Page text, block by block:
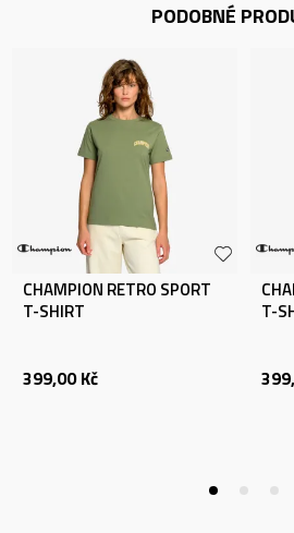
PODOBNÉ
CHAMPION RETRO SPORT
T-SHIRT
399,00 Kč
T-